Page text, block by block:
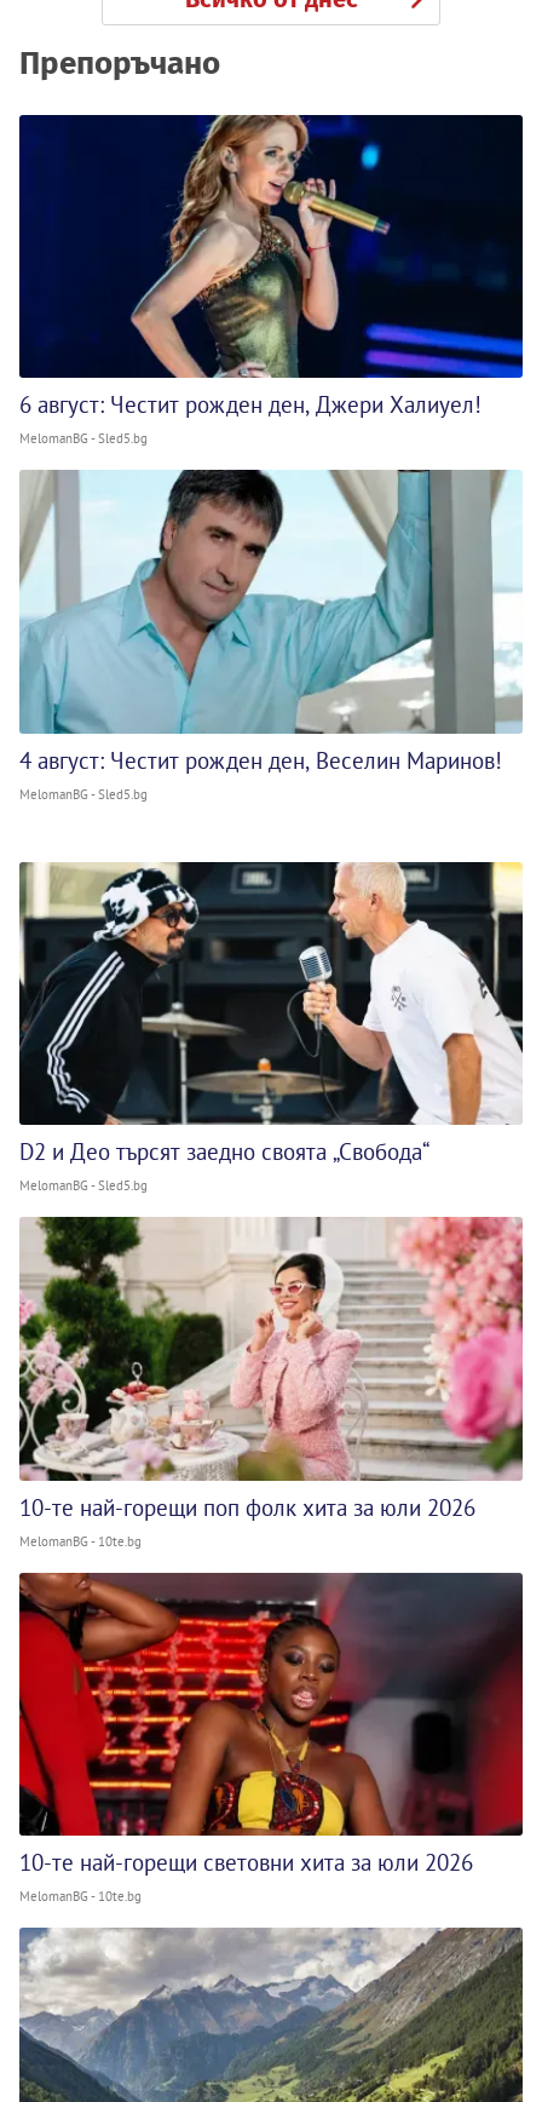
Препоръчано
6 август: Честит рожден ден, Джери Халиуел!
MelomanBG - Sled5.bg
4 август: Честит рожден ден, Веселин Маринов!
MelomanBG - Sled5.bg
D2 и Део търсят заедно своята „Свобода“
MelomanBG - Sled5.bg
10-те най-горещи поп фолк хита за юли 2026
MelomanBG - 10te.bg
10-те най-горещи световни хита за юли 2026
MelomanBG - 10te.bg